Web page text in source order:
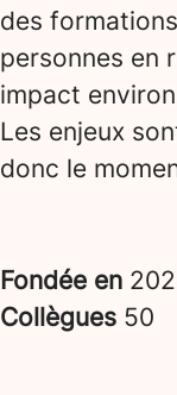
des
personnes en
impact
Les enjeux
donc le
Fondée en
Collègues 50